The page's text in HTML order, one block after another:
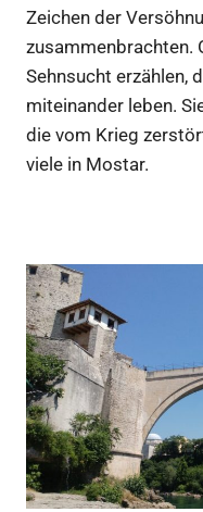
Zeichen der
zusammenbrachten.
Sehnsucht erzählen,
miteinander leben.
die vom Krieg
viele in Mostar.